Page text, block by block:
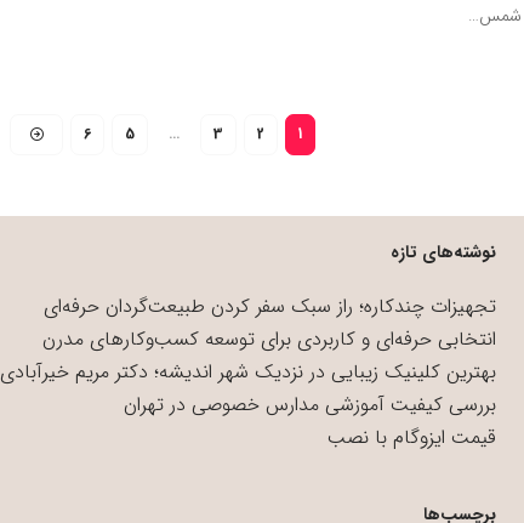
و شمس…
1
2
3
…
5
6
نوشته‌های تازه
تجهیزات چندکاره؛ راز سبک سفر کردن طبیعت‌گردان حرفه‌ای
انتخابی حرفه‌ای و کاربردی برای توسعه کسب‌وکارهای مدرن
بهترین کلینیک زیبایی در نزدیک شهر اندیشه؛ دکتر مریم خیرآبادی
بررسی کیفیت آموزشی مدارس خصوصی در تهران
قیمت ایزوگام با نصب
برچسب‌ها